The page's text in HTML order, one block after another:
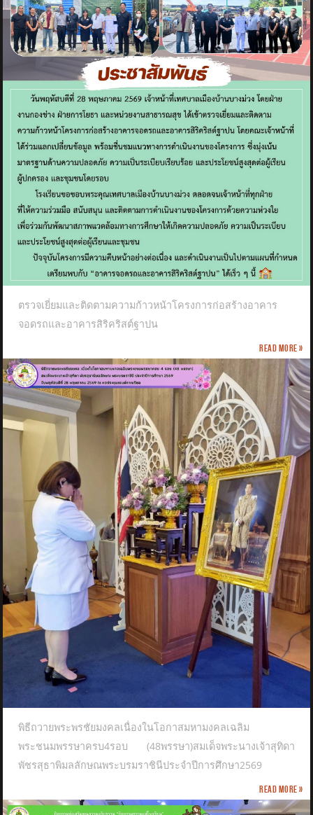
ตรวจเยี่ยมและติดตามความก้าวหน้าโครงการก่อสร้างอาคาร
จอดรถและอาคารสิริคริสต์ฐาปน
Read more »
พิธีถวายพระพรชัยมงคลเนื่องในโอกาสมหามงคลเฉลิม
พระชนมพรรษาครบ4รอบ (48พรรษา)สมเด็จพระนางเจ้าสุทิดา
พัชรสุธาพิมลลักษณพระบรมราชินีประจำปีการศึกษา2569
Read more »